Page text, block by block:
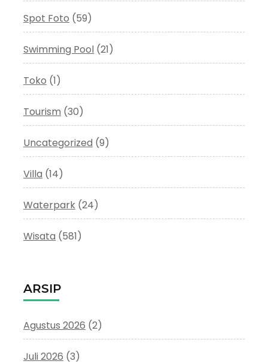
Spot Foto (59)
Swimming Pool (21)
Toko (1)
Tourism (30)
Uncategorized (9)
Villa (14)
Waterpark (24)
Wisata (581)
ARSIP
Agustus 2026 (2)
Juli 2026 (3)